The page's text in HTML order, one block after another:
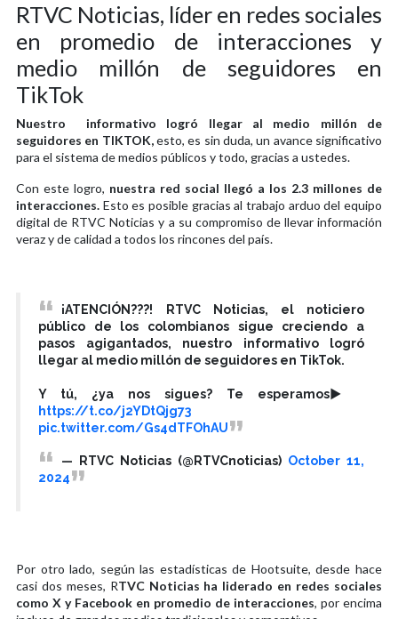
RTVC Noticias, líder en redes sociales
en promedio de interacciones y
medio millón de seguidores en
TikTok
Nuestro informativo logró llegar al medio millón de
seguidores en TIKTOK,esto, es sin duda, un avance significativo
para el sistema de medios públicos y todo, gracias a ustedes.
Con este logro, nuestra red social llegó a los 2.3 millones de
interacciones. Esto es posible gracias al trabajo arduo del equipo
digital de RTVC Noticias y a su compromiso de llevar información
veraz y de calidad a todos los rincones del país.
¡ATENCIÓN???! RTVC Noticias, el noticiero
público de los colombianos sigue creciendo a
pasos agigantados, nuestro informativo logró
llegar al medio millón de seguidores en TikTok.
Y tú, ¿ya nos sigues? Te esperamos▶️
https://t.co/j2YDtQjg73
pic.twitter.com/Gs4dTFOhAU
— RTVC Noticias (@RTVCnoticias) October 11,
2024
Por otro lado, según las estadísticas de Hootsuite, desde hace
casi dos meses, RTVC Noticias ha liderado en redes sociales
como X y Facebook en promedio de interacciones, por encima